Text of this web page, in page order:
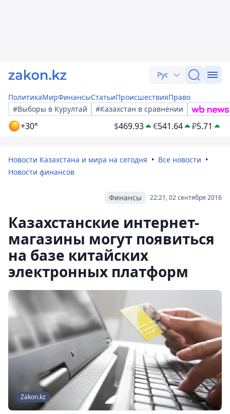
Рус
ПолитикаМирФинансыСтатьиПроисшествияПраво
#Выборы в Курултай
#Казахстан в сравнении
+30° $469.93 €541.64 ₽5.71
Новости Казахстана и мира на сегодня
Все новости
Новости финансов
22:21, 02 сентября 2016
Финансы
Казахстанские интернет-
магазины могут появиться
на базе китайских
электронных платформ
Zakon.kz